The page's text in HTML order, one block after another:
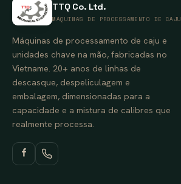
TTQ Co. Ltd.
MÁQUINAS DE PROCESSAMENTO DE CAJU
Máquinas de processamento de caju e
unidades chave na mão, fabricadas no
Vietname. 20+ anos de linhas de
descasque, despeliculagem e
embalagem, dimensionadas para a
capacidade e a mistura de calibres que
realmente processa.